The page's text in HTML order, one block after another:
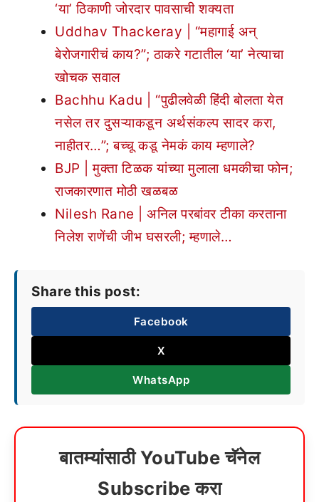
‘या’ ठिकाणी जोरदार पावसाची शक्यता
Uddhav Thackeray | “महागाई अन्
बेरोजगारीचं काय?”; ठाकरे गटातील ‘या’ नेत्याचा
खोचक सवाल
Bachhu Kadu | “पुढीलवेळी हिंदी बोलता येत
नसेल तर दुसऱ्याकडून अर्थसंकल्प सादर करा,
नाहीतर…”; बच्चू कडू नेमकं काय म्हणाले?
BJP | मुक्ता टिळक यांच्या मुलाला धमकीचा फोन;
राजकारणात मोठी खळबळ
Nilesh Rane | अनिल परबांवर टीका करताना
निलेश राणेंची जीभ घसरली; म्हणाले…
Share this post:
Facebook
X
WhatsApp
बातम्यांसाठी YouTube चॅनेल
Subscribe करा